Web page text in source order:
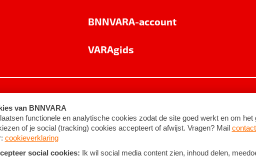
BNNVARA-account
VARAgids
Algemene voorwaarden ©2026BNNVARA